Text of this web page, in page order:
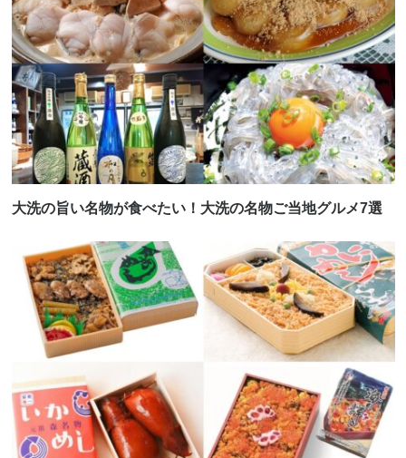
大洗の旨い名物が食べたい！大洗の名物ご当地グルメ7選